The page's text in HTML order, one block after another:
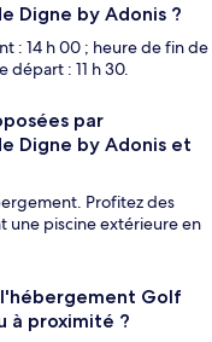
Digne by Adonis ?
: 14 h 00 ; heure de fin de
départ : 11 h 30.
par
Digne by Adonis et
Profitez des
une piscine extérieure en
Golf
à proximité ?